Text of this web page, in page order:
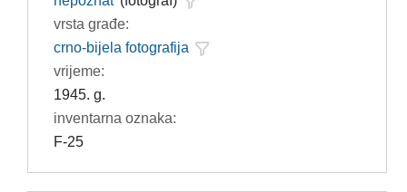
vrsta građe:
crno-bijela fotografija
vrijeme:
1945. g.
inventarna oznaka:
F-25